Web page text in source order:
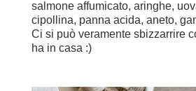
salmone affumicato, aringhe,
cipollina, panna acida, aneto,
Ci si può veramente sbizzarrire
ha in casa :)